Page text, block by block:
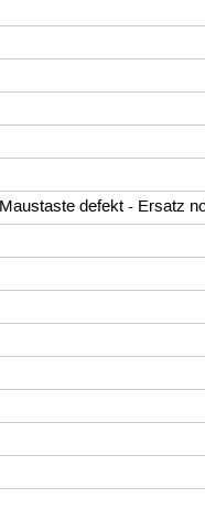
defekt - Ersatz